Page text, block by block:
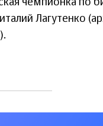
чемпионка по
Лагутенко